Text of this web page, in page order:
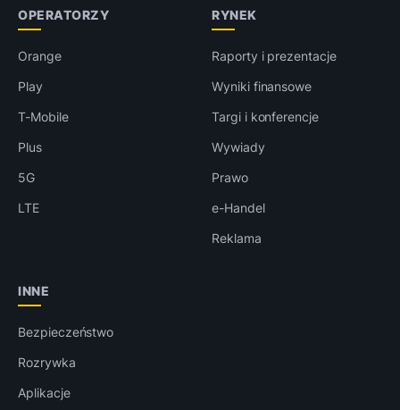
OPERATORZY
Orange
Play
T-Mobile
Plus
5G
LTE
RYNEK
Raporty i prezentacje
Wyniki finansowe
Targi i konferencje
Wywiady
Prawo
e-Handel
Reklama
INNE
Bezpieczeństwo
Rozrywka
Aplikacje